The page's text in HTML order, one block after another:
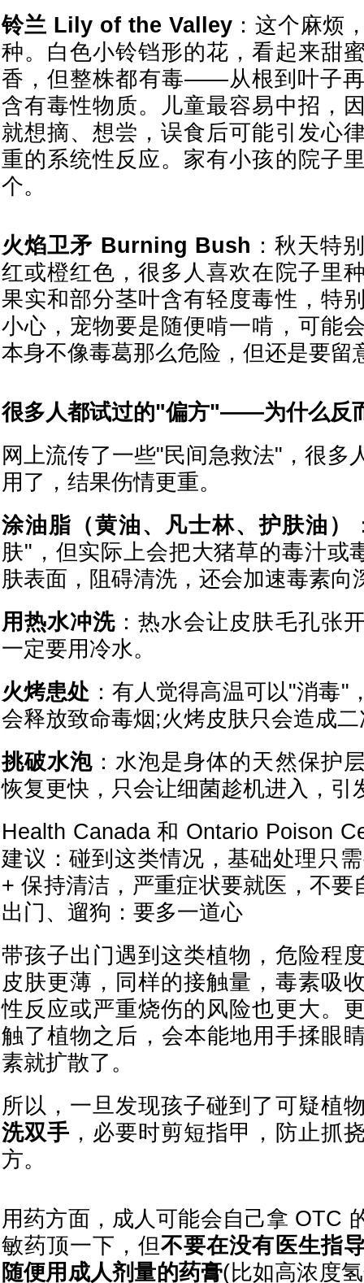
铃兰 Lily of the Valley：这个麻烦
种。白色小铃铛形的花，看起来甜
香，但整株都有毒——从根到叶子
含有毒性物质。儿童最容易中招，
就想摘、想尝，误食后可能引发心
重的系统性反应。家有小孩的院子
个。
火焰卫矛 Burning Bush ：秋天特
红或橙红色，很多人喜欢在院子里
果实和部分茎叶含有轻度毒性，特
小心，宠物要是随便啃一啃，可能
本身不像毒葛那么危险，但还是要留
很多人都试过的"偏方"——为什么反
网上流传了一些"民间急救法"，很多
用了，结果伤情更重。
涂油脂（黄油、凡士林、护肤油）
肤"，但实际上会把大猪草的毒汁或
肤表面，阻碍清洗，还会加速毒素向
用热水冲洗 ：热水会让皮肤毛孔张
一定要用冷水。
火烤患处 ：有人觉得高温可以"消毒"
会释放致命毒烟;火烤皮肤只会造成
挑破水泡 ：水泡是身体的天然保护
恢复更快，只会让细菌趁机进入，引
Health Canada 和 Ontario Poison
建议：碰到这类情况，基础处理只
+ 保持清洁，严重症状要就医，不要
出门、遛狗：要多一道心
带孩子出门遇到这类植物，危险程
皮肤更薄，同样的接触量，毒素吸
性反应或严重烧伤的风险也更大。
触了植物之后，会本能地用手揉
素就扩散了。
所以，一旦发现孩子碰到了可疑植
洗双手 ，必要时剪短指甲，防止抓
方。
用药方面，成人可能会自己拿 OTC
敏药顶一下，但不要在没有医生指
随便用成人剂量的药膏(比如高浓度